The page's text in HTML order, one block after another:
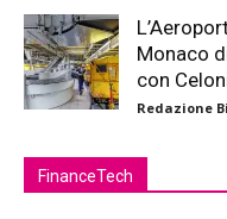
Monaco
con
Redazione
FinanceTech